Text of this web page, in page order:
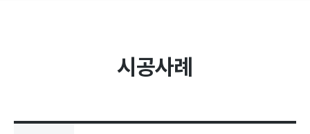
공지사항
시공사례